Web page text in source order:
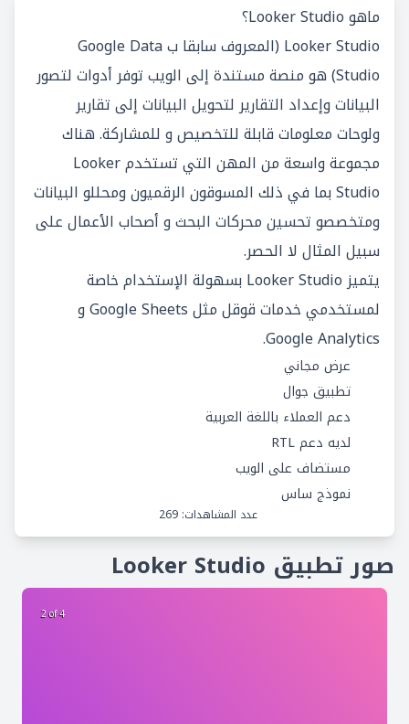
ماهو Looker Studio؟
Looker Studio (المعروف سابقا ب Google Data
Studio) هو منصة مستندة إلى الويب توفر أدوات لتصور
البيانات وإعداد التقارير لتحويل البيانات إلى تقارير
ولوحات معلومات قابلة للتخصيص و للمشاركة. هناك
مجموعة واسعة من المهن التي تستخدم Looker
Studio بما في ذلك المسوقون الرقميون ومحللو البيانات
ومتخصصو تحسين محركات البحث و أصحاب الأعمال على
سبيل المثال لا الحصر.
يتميز Looker Studio بسهولة الإستخدام خاصة
لمستخدمي خدمات قوقل مثل Google Sheets و
Google Analytics.
عرض مجاني
تطبيق جوال
دعم العملاء باللغة العربية
لديه دعم RTL
مستضاف على الويب
نموذج ساس
عدد المشاهدات: 269
صور تطبيق Looker Studio
2 of 4